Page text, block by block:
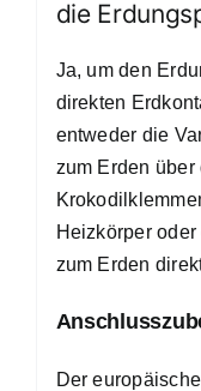
die
Ja, um den
direkten
entweder die
zum Erden über
Heizkörper
zum Erden
Der